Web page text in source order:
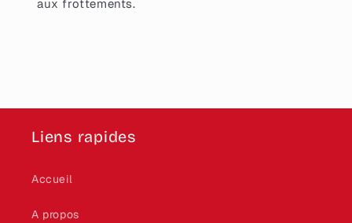
aux frottements.
Liens rapides
Accueil
A propos